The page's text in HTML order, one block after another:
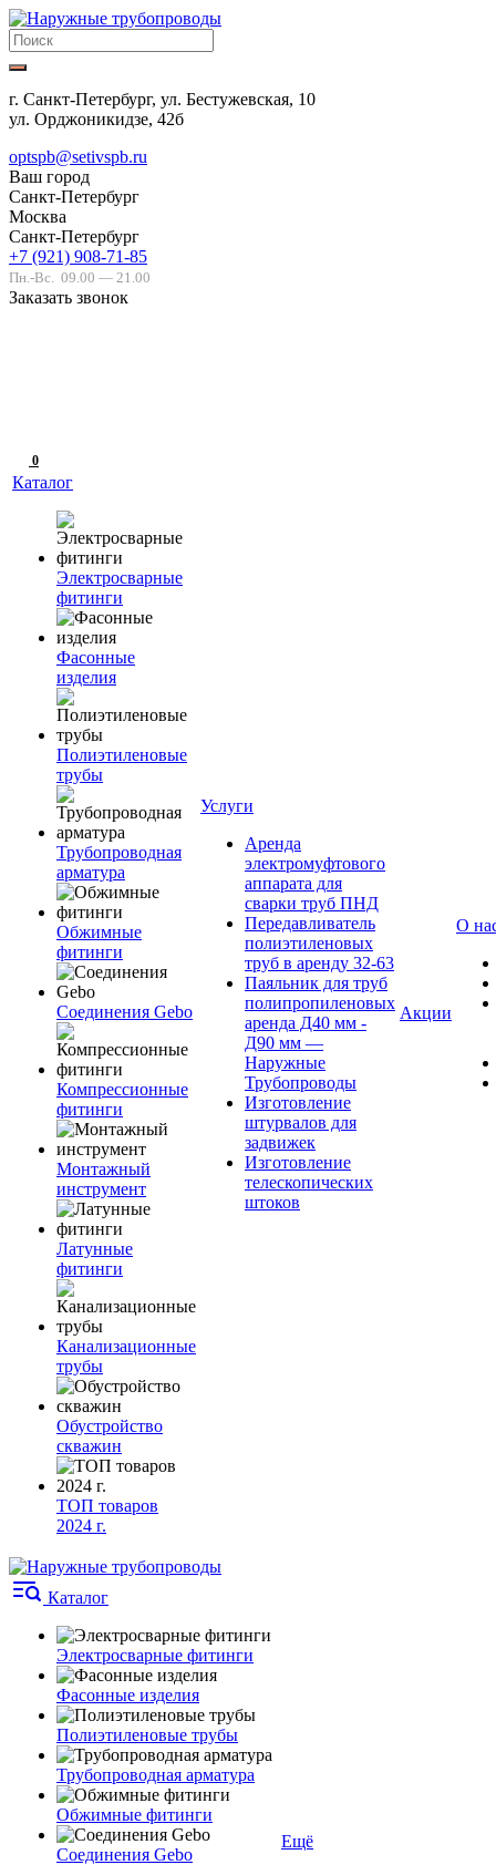
г. Санкт-Петербург, ул. Бестужевская, 10
ул. Орджоникидзе, 42б
optspb@setivspb.ru
Ваш город
Санкт-Петербург
Москва
Санкт-Петербург
+7 (921) 908-71-85
Пн.-Вс. 09.00 — 21.00
Заказать звонок
0
Каталог
Электросварные
фитинги
Фасонные
изделия
Полиэтиленовые
трубы
Трубопроводная
арматура
Обжимные
фитинги
Соединения Gebo
Компрессионные
фитинги
Монтажный
инструмент
Латунные
фитинги
Канализационные
трубы
Обустройство
скважин
ТОП товаров
2024 г.
Услуги
Аренда
электромуфтового
аппарата для
сварки труб ПНД
Передавливатель
полиэтиленовых
труб в аренду 32-63
Паяльник для труб
полипропиленовых
аренда Д40 мм -
Д90 мм —
Наружные
Трубопроводы
Изготовление
штурвалов для
задвижек
Изготовление
телескопических
штоков
Акции
О
Каталог
Электросварные фитинги
Фасонные изделия
Полиэтиленовые трубы
Трубопроводная арматура
Обжимные фитинги
Соединения Gebo
Ещё